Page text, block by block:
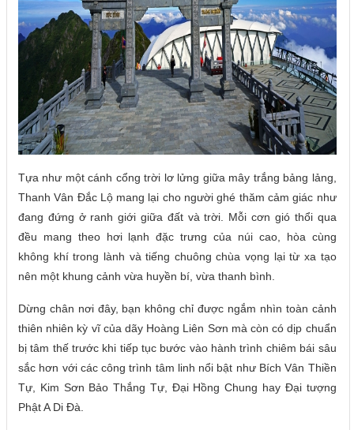
Tựa như một cánh cổng trời lơ lửng giữa mây trắng bảng lảng,
Thanh Vân Đắc Lộ mang lại cho người ghé thăm cảm giác như
đang đứng ở ranh giới giữa đất và trời. Mỗi cơn gió thổi qua
đều mang theo hơi lạnh đặc trưng của núi cao, hòa cùng
không khí trong lành và tiếng chuông chùa vọng lại từ xa tạo
nên một khung cảnh vừa huyền bí, vừa thanh bình.
Dừng chân nơi đây, bạn không chỉ được ngắm nhìn toàn cảnh
thiên nhiên kỳ vĩ của dãy Hoàng Liên Sơn mà còn có dịp chuẩn
bị tâm thế trước khi tiếp tục bước vào hành trình chiêm bái sâu
sắc hơn với các công trình tâm linh nổi bật như Bích Vân Thiền
Tự, Kim Sơn Bảo Thắng Tự, Đại Hồng Chung hay Đại tượng
Phật A Di Đà.